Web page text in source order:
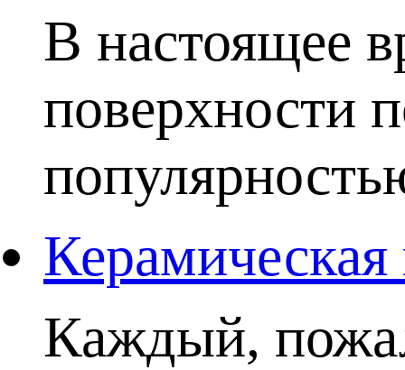
В настоящее
поверхности
Каждый,